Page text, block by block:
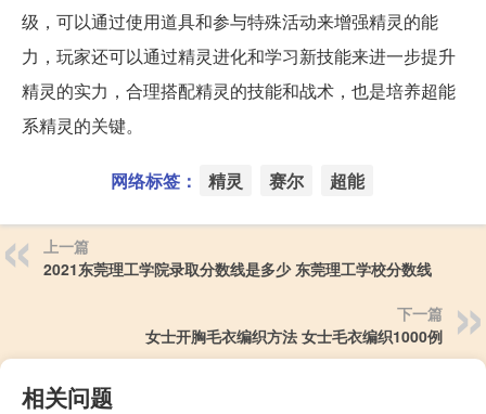
级，可以通过使用道具和参与特殊活动来增强精灵的能
力，玩家还可以通过精灵进化和学习新技能来进一步提升
精灵的实力，合理搭配精灵的技能和战术，也是培养超能
系精灵的关键。
网络标签： 精灵 赛尔 超能
上一篇
2021东莞理工学院录取分数线是多少 东莞理工学校分数线
下一篇
女士开胸毛衣编织方法 女士毛衣编织1000例
相关问题